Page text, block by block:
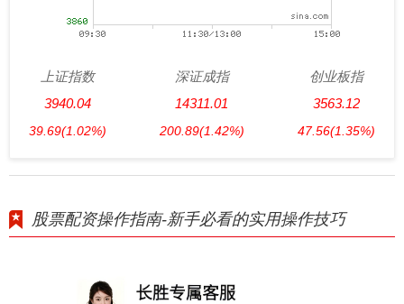
上证指数
3940.04
39.69(1.02%)
深证成指
14311.01
200.89(1.42%)
创业板指
3563.12
47.56(1.35%)
股票配资操作指南-新手必看的实用操作技巧